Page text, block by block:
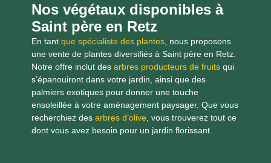
Nos végétaux disponibles à
Saint père en Retz
En tant que spécialiste des plantes, nous proposons
une vente de plantes diversifiés à Saint père en Retz.
Notre offre inclut des arbres producteurs de fruitsqui
s’épanouiront dans votre jardin, ainsi que des
palmiers exotiques pour donner une touche
ensoleillée à votre aménagement paysager. Que vous
recherchiez des arbres d’olive, vous trouverez tout ce
dont vous avez besoin pour un jardin florissant.